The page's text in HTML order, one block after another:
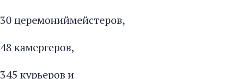
30 церемониймейстеров,
48 камергеров,
345 курьеров и